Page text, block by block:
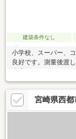
建築条件なし
小学校、スーパー、
良好です。測量後
宮崎県西都